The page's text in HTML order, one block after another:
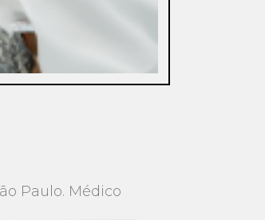
Paulo. Médico